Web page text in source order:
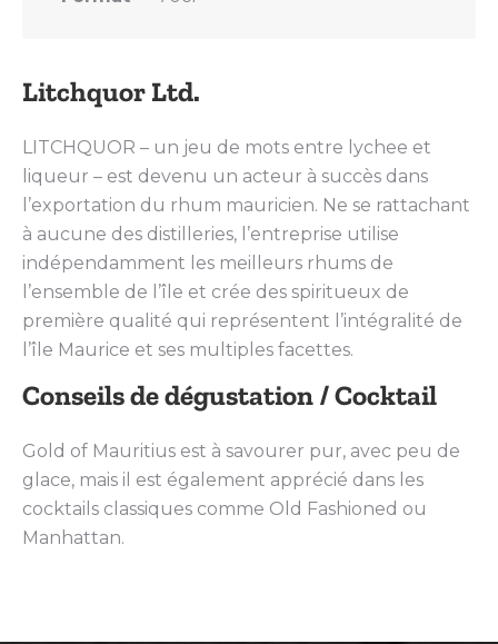
Litchquor Ltd.
LITCHQUOR – un jeu de mots entre lychee et
liqueur – est devenu un acteur à succès dans
l’exportation du rhum mauricien. Ne se rattachant
à aucune des distilleries, l’entreprise utilise
indépendamment les meilleurs rhums de
l’ensemble de l’île et crée des spiritueux de
première qualité qui représentent l’intégralité de
l’île Maurice et ses multiples facettes.
Conseils de dégustation / Cocktail
Gold of Mauritius est à savourer pur, avec peu de
glace, mais il est également apprécié dans les
cocktails classiques comme Old Fashioned ou
Manhattan.